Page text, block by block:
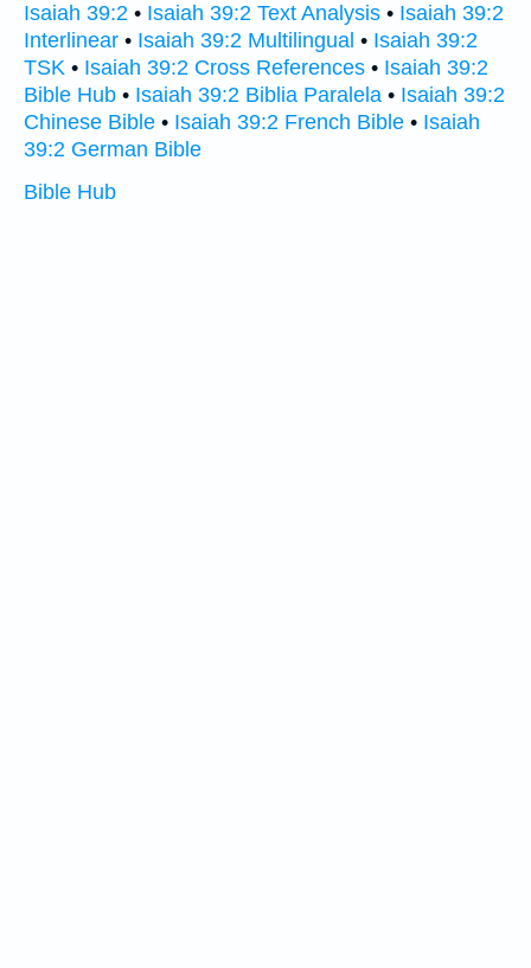
Isaiah 39:2 • Isaiah 39:2 Text Analysis • Isaiah 39:2
Interlinear • Isaiah 39:2 Multilingual • Isaiah 39:2
TSK • Isaiah 39:2 Cross References • Isaiah 39:2
Bible Hub • Isaiah 39:2 Biblia Paralela • Isaiah 39:2
Chinese Bible • Isaiah 39:2 French Bible • Isaiah
39:2 German Bible
Bible Hub